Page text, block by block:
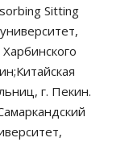
Sitting
г. Пекин.